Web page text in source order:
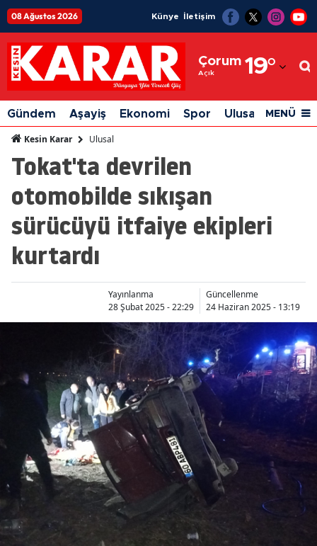
08 Ağustos 2026 Künye İletişim
Çorum
Açık 19°
Adıyaman
Afyonkarahisar
Ağrı
Antalya
Balıkesir
Bilecik
Bingöl
Bitlis
Bolu
Burdur
Bursa
Çanakkale
Çankırı
Gündem Aşayiş Ekonomi Spor Ulusal Siyaset
MENÜ
Kesin Karar Ulusal
Tokat'ta devrilen
otomobilde sıkışan
sürücüyü itfaiye ekipleri
kurtardı
Yayınlanma
28 Şubat 2025 - 22:29
Güncellenme
24 Haziran 2025 - 13:19